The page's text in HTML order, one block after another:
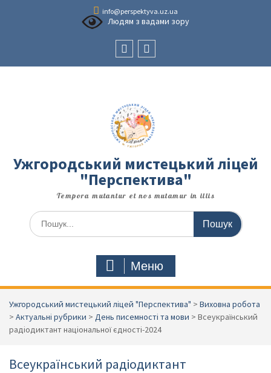
info@perspektyva.uz.ua
Людям з вадами зору
Ужгородський мистецький ліцей
"Перспектива"
Tempora mutantur et nos mutamur in illis
Шукати:
Меню
Ужгородський мистецький ліцей "Перспектива" > Виховна робота
> Актуальні рубрики > День писемності та мови > Всеукраїнський
радіодиктант національної єдності-2024
Всеукраїнський радіодиктант